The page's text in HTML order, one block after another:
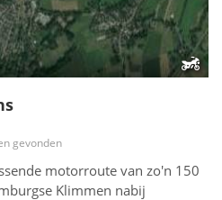
gevonden
motorroute van zo'n 150
Klimmen nabij